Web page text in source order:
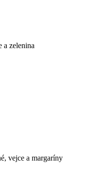
a zelenina
vejce a margaríny